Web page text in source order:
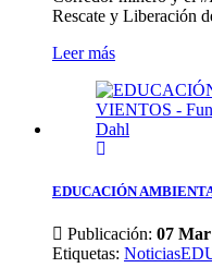
Rescate y Liberación
Leer más
EDUCACIÓN
Publicación: 07
Etiquetas: Noticias